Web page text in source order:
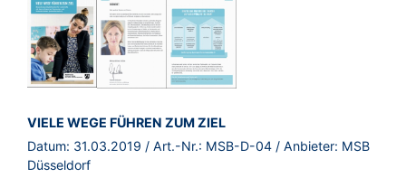
BROSCHÜRE:
VIELE WEGE FÜHREN ZUM ZIEL
Datum: 31.03.2019 / Art.-Nr.: MSB-D-04 / Anbieter: MSB
Düsseldorf